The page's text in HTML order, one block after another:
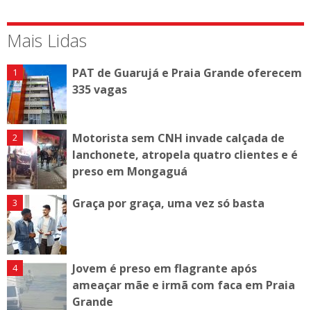
Mais Lidas
PAT de Guarujá e Praia Grande oferecem
335 vagas
Motorista sem CNH invade calçada de
lanchonete, atropela quatro clientes e é
preso em Mongaguá
Graça por graça, uma vez só basta
Jovem é preso em flagrante após
ameaçar mãe e irmã com faca em Praia
Grande